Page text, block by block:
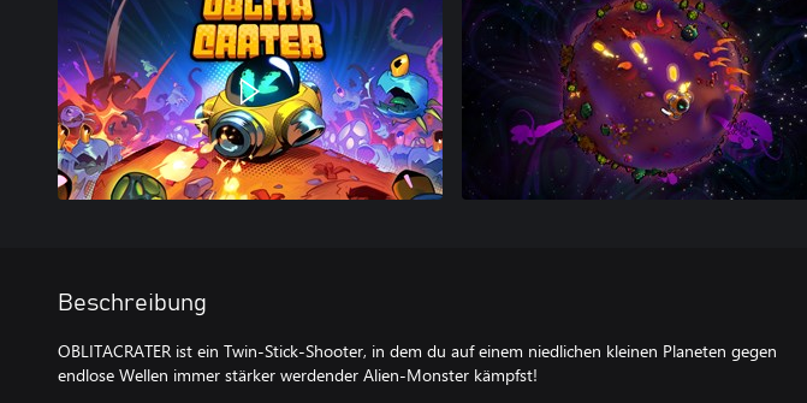
Beschreibung
OBLITACRATER ist ein Twin-Stick-Shooter, in dem du auf einem niedlichen kleinen Planeten gegen
endlose Wellen immer stärker werdender Alien-Monster kämpfst!